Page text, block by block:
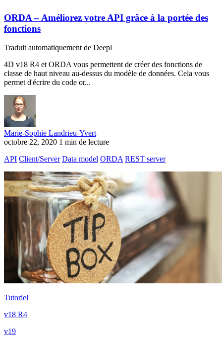
ORDA – Améliorez votre API grâce à la portée des
fonctions
Traduit automatiquement de Deepl
4D v18 R4 et ORDA vous permettent de créer des fonctions de
classe de haut niveau au-dessus du modèle de données. Cela vous
permet d'écrire du code or...
Marie-Sophie Landrieu-Yvert
octobre 22, 2020 1 min de lecture
API Client/Server Data model ORDA REST server
Tutoriel
v18 R4
v19